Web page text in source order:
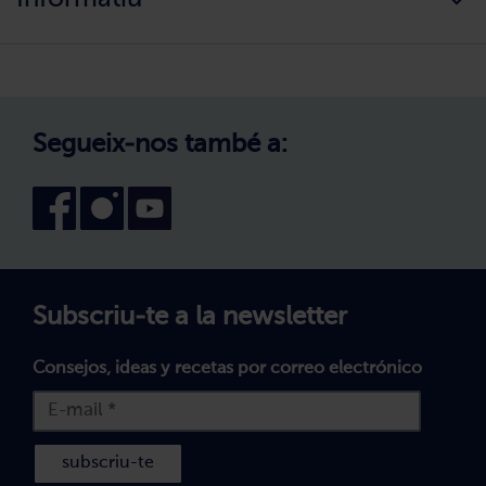
Declaració d'accessibilitat
Política de Galetes
Segueix-nos també a:
Subscriu-te a la newsletter
Consejos, ideas y recetas por correo electrónico
subscriu-te